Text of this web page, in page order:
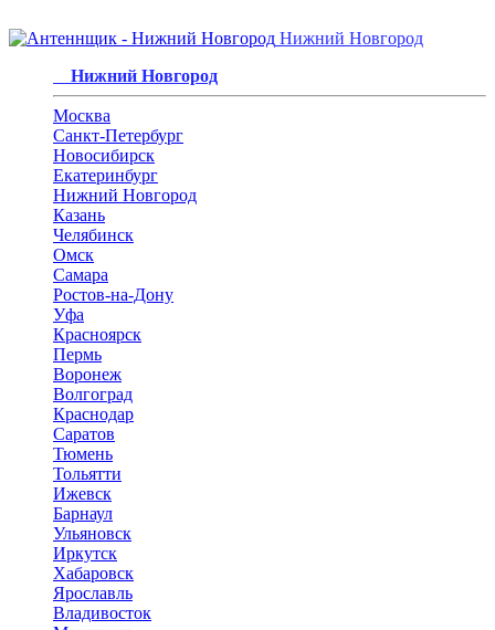
Нижний Новгород
Нижний Новгород
Москва
Санкт-Петербург
Новосибирск
Екатеринбург
Нижний Новгород
Казань
Челябинск
Омск
Самара
Ростов-на-Дону
Уфа
Красноярск
Пермь
Воронеж
Волгоград
Краснодар
Саратов
Тюмень
Тольятти
Ижевск
Барнаул
Ульяновск
Иркутск
Хабаровск
Ярославль
Владивосток